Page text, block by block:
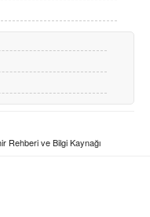
Rehberi ve Bilgi Kaynağı